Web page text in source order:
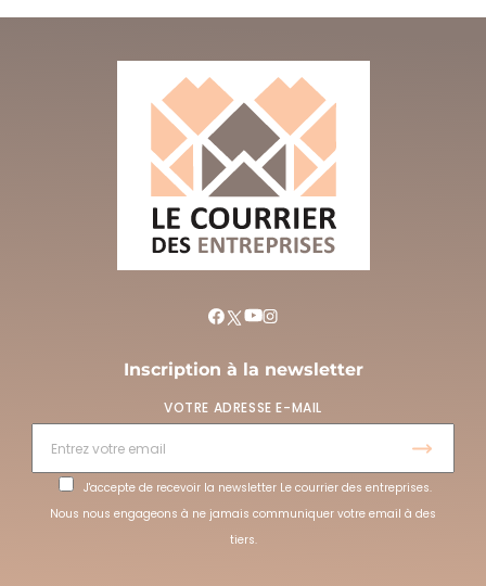
Inscription à la newsletter
VOTRE ADRESSE E-MAIL
J'accepte de recevoir la newsletter Le courrier des entreprises.
Nous nous engageons à ne jamais communiquer votre email à des
tiers.